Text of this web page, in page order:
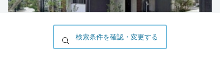
栃木県 宇都宮市 ゆいの杜
検索条件を確認・変更する